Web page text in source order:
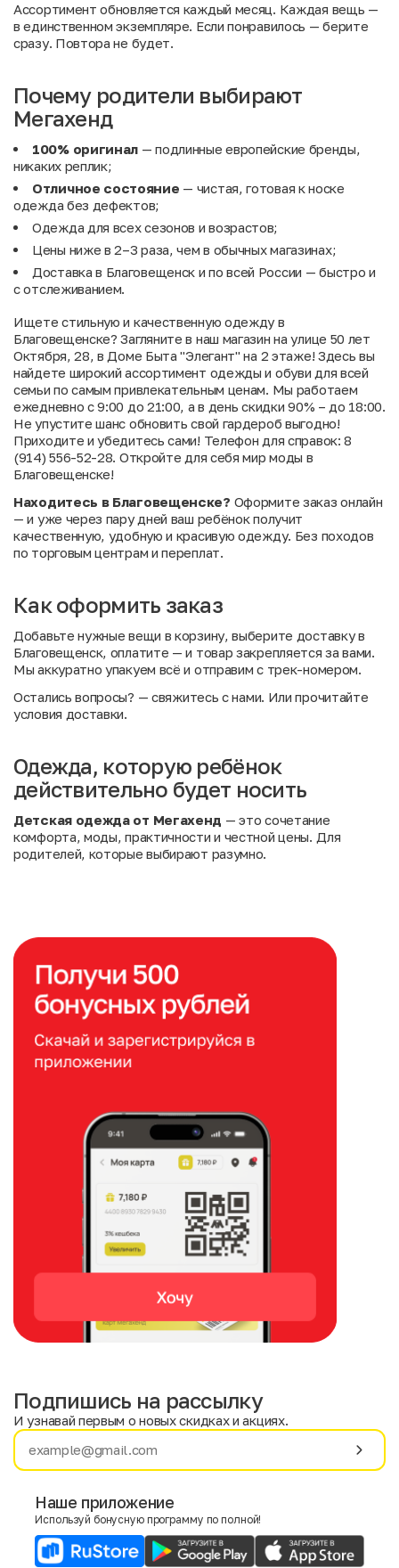
Ассортимент обновляется каждый месяц. Каждая вещь —
в единственном экземпляре. Если понравилось — берите
сразу. Повтора не будет.
Почему родители выбирают
Мегахенд
100% оригинал — подлинные европейские бренды,
никаких реплик;
Отличное состояние — чистая, готовая к носке
одежда без дефектов;
Одежда для всех сезонов и возрастов;
Цены ниже в 2–3 раза, чем в обычных магазинах;
Доставка в Благовещенск и по всей России — быстро и
с отслеживанием.
Ищете стильную и качественную одежду в
Благовещенске? Загляните в наш магазин на улице 50 лет
Октября, 28, в Доме Быта "Элегант" на 2 этаже! Здесь вы
найдете широкий ассортимент одежды и обуви для всей
семьи по самым привлекательным ценам. Мы работаем
ежедневно с 9:00 до 21:00, а в день скидки 90% – до 18:00.
Не упустите шанс обновить свой гардероб выгодно!
Приходите и убедитесь сами! Телефон для справок: 8
(914) 556-52-28. Откройте для себя мир моды в
Благовещенске!
Находитесь в Благовещенске? Оформите заказ онлайн
— и уже через пару дней ваш ребёнок получит
качественную, удобную и красивую одежду. Без походов
по торговым центрам и переплат.
Как оформить заказ
Добавьте нужные вещи в корзину, выберите доставку в
Благовещенск, оплатите — и товар закрепляется за вами.
Мы аккуратно упакуем всё и отправим с трек-номером.
Остались вопросы? — свяжитесь с нами. Илипрочитайте
условия доставки.
Одежда, которую ребёнок
действительно будет носить
Детская одежда от Мегахенд — это сочетание
комфорта, моды, практичности и честной цены. Для
родителей, которые выбирают разумно.
Имя
E-mail
Подпишись на рассылку
И узнавай первым о новых скидках и акциях.
Наше приложение
Используй бонусную программу по полной!